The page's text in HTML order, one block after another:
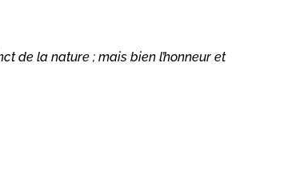
de la nature ; mais bien l’honneur et